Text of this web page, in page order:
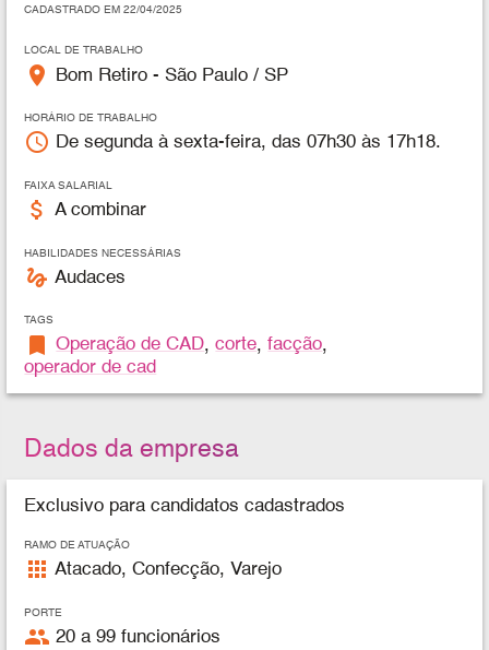
CADASTRADO EM 22/04/2025
LOCAL DE TRABALHO
place Bom Retiro - São Paulo / SP
HORÁRIO DE TRABALHO
access_time De segunda à sexta-feira, das 07h30 às 17h18.
FAIXA SALARIAL
attach_money A combinar
HABILIDADES NECESSÁRIAS
gesture Audaces
TAGS
bookmark Operação de CAD,corte,facção,
operador de cad
Dados da empresa
Exclusivo para candidatos cadastrados
RAMO DE ATUAÇÃO
apps Atacado, Confecção, Varejo
PORTE
people 20 a 99 funcionários